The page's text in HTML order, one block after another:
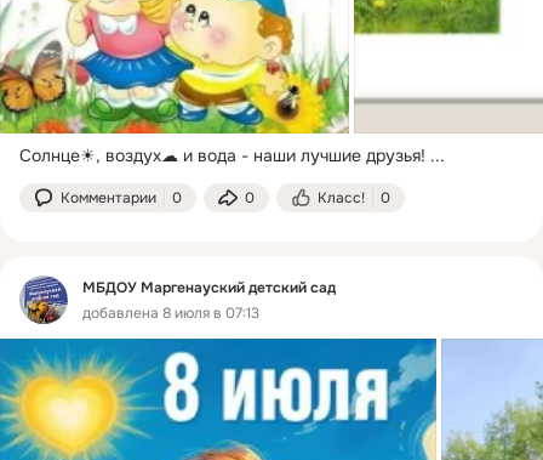
Солнце☀, воздух☁ и вода - наши лучшие друзья! ...
Комментарии 0 0 Класс! 0
МБДОУ Маргенауский детский сад
добавлена 8 июля в 07:13